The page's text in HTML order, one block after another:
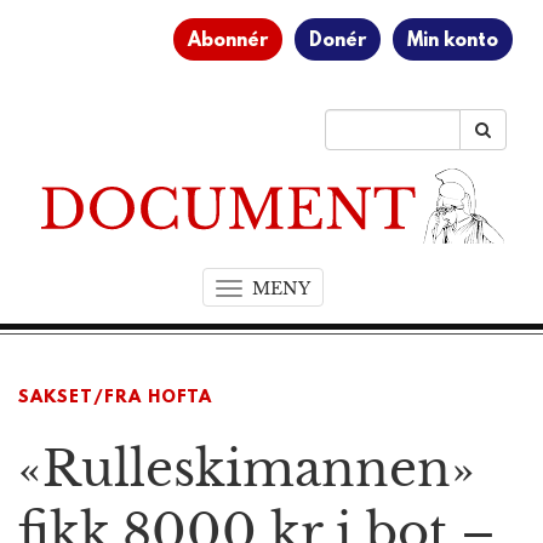
Abonnér Donér Min konto
MENYT
o
a
i
SAKSET/FRA HOFTA
«Rulleskimannen»